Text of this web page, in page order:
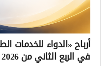
في الربع الثاني من 2026